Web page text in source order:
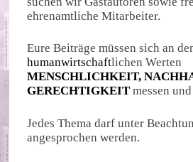
ehrenamtliche Mitarbeiter.
Eure Beiträge müssen sich an
humanwirtschaftlichen Werten
MENSCHLICHKEIT,
GERECHTIGKEIT messen
Jedes Thema darf unter
angesprochen werden.